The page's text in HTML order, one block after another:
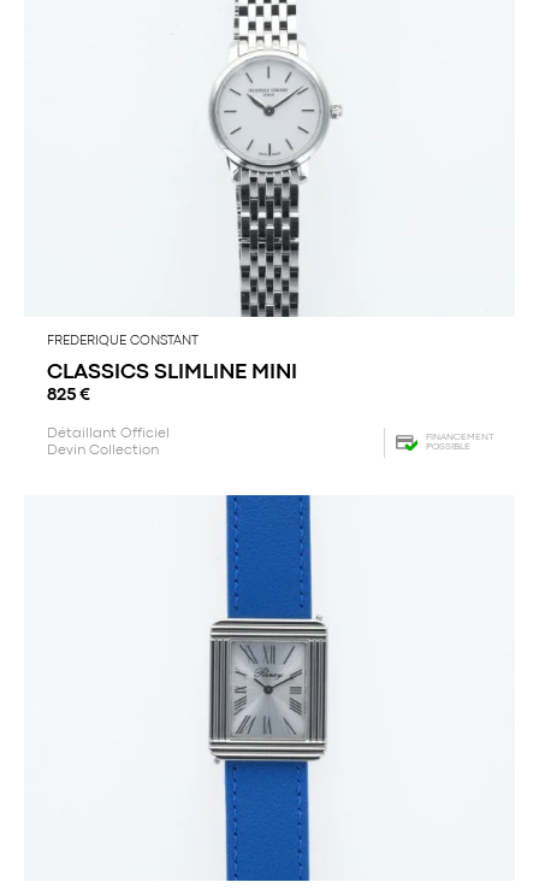
FREDERIQUE CONSTANT
CLASSICS SLIMLINE MINI
825 €
Détaillant Officiel
Devin Collection
FINANCEMENT
POSSIBLE